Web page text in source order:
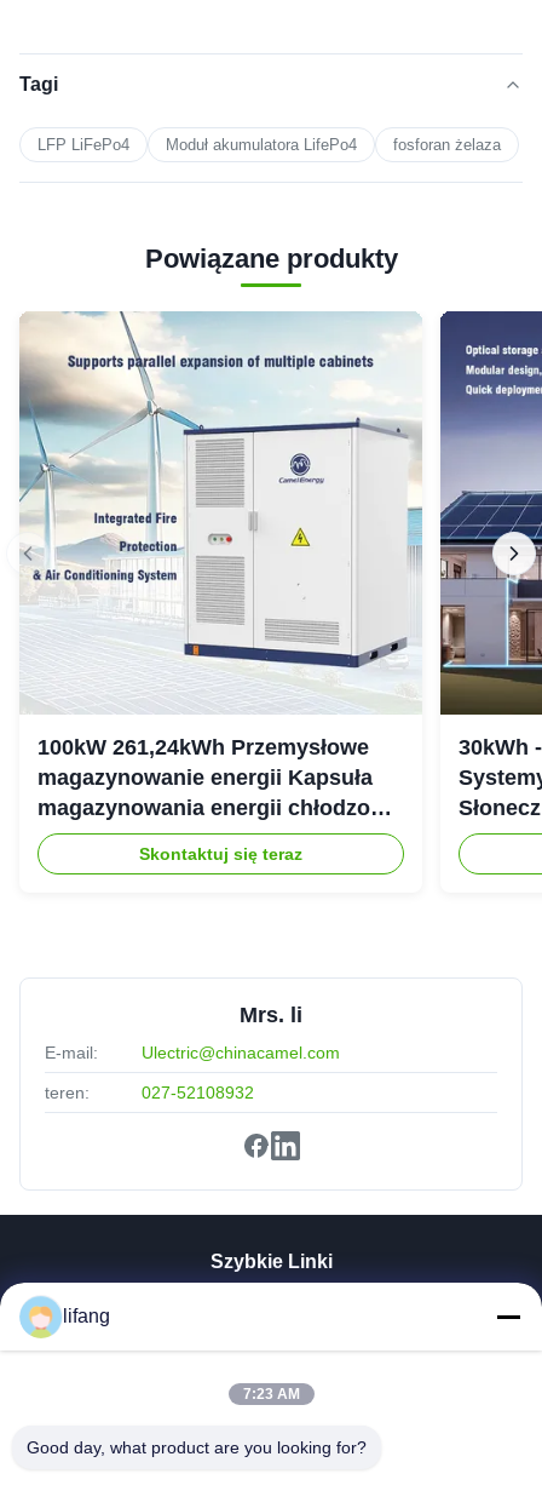
Tagi
LFP LiFePo4 Moduł akumulatora LifePo4 fosforan żelaza
Powiązane produkty
100kW 261,24kWh Przemysłowe
magazynowanie energii Kapsuła
magazynowania energii chłodzonej
cieczą IP54
Skontaktuj się teraz
30kWh
Mrs. li
E-mail: Ulectric@chinacamel.com
teren: 027-52108932
Szybkie Linki
Wycieczka Po Fabryce
Skontaktuj Się Z Nami
lifang
7:23 AM
Good day, what product are you looking for?